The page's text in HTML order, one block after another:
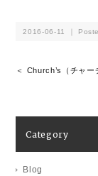
2016-06-11 ｜
＜ Church’s（チャ
Category
Blog